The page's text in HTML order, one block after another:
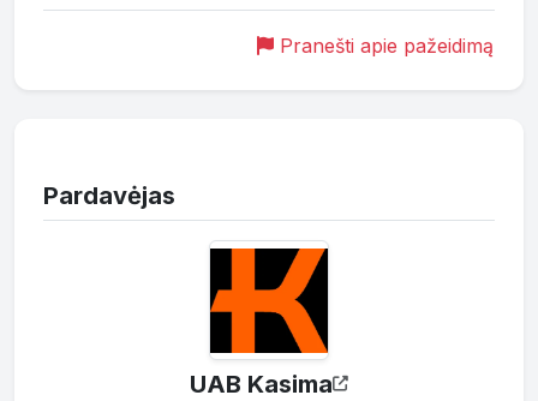
Pranešti apie pažeidimą
Pardavėjas
UAB Kasima